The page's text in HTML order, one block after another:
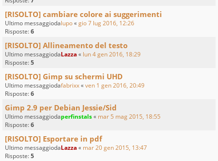
[RISOLTO] cambiare colore ai suggerimenti
Ultimo messaggiodalupo«gio 7 lug 2016, 12:26
Risposte:6
[RISOLTO] Allineamento del testo
Ultimo messaggiodaLazza« lun 4 gen 2016, 18:29
Risposte:5
[RISOLTO] Gimp su schermi UHD
Ultimo messaggiodafabrixx«ven 1 gen 2016, 20:49
Risposte:6
Gimp 2.9 per Debian Jessie/Sid
Ultimo messaggiodaperfinstals« mar 5 mag 2015, 18:55
Risposte:6
[RISOLTO] Esportare in pdf
Ultimo messaggiodaLazza« mar 20 gen 2015, 13:47
Risposte:5